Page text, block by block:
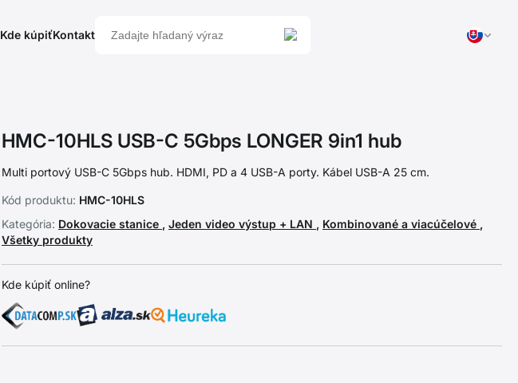
Kde kúpiťKontakt
HMC-10HLS USB-C 5Gbps LONGER 9in1 hub
Multi portový USB-C 5Gbps hub. HDMI, PD a 4 USB-A porty. Kábel USB-A 25 cm.
Kód produktu: HMC-10HLS
Kategória: Dokovacie stanice , Jeden video výstup + LAN , Kombinované a viacúčelové ,
Všetky produkty
Kde kúpiť online?